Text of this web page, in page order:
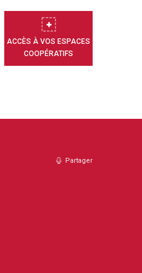
ACCÈS À VOS ESPACES
COOPÉRATIFS
Partager